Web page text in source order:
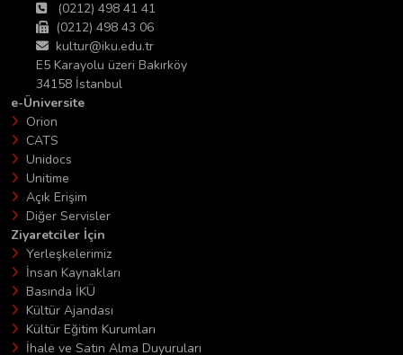
(0212) 498 41 41
(0212) 498 43 06
kultur@iku.edu.tr
E5 Karayolu üzeri Bakırköy
34158 İstanbul
e-Üniversite
Orion
CATS
Unidocs
Unitime
Açık Erişim
Diğer Servisler
Ziyaretciler İçin
Yerleşkelerimiz
İnsan Kaynakları
Basında İKÜ
Kültür Ajandası
Kültür Eğitim Kurumları
İhale ve Satın Alma Duyuruları